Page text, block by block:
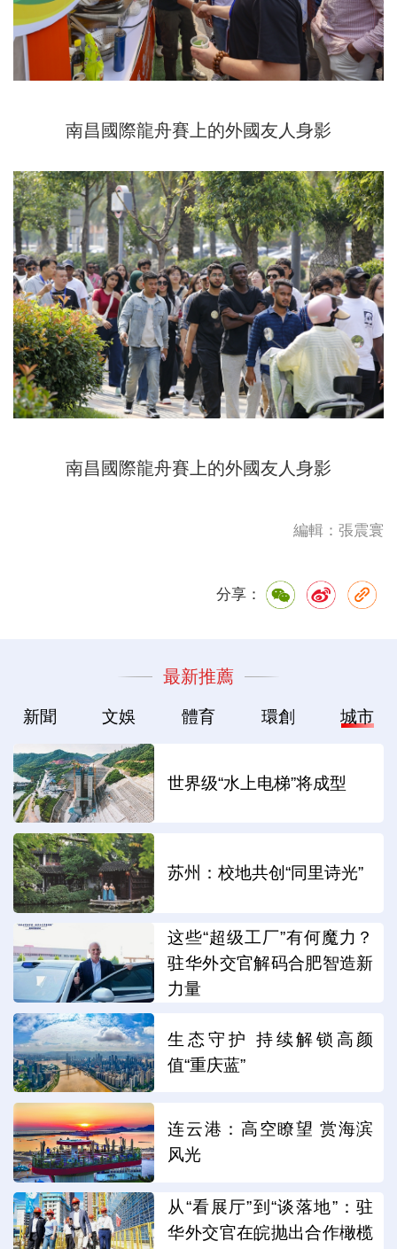
南昌國際龍舟賽上的外國友人身影
南昌國際龍舟賽上的外國友人身影
編輯：張震寰
分享：
最新推薦
新聞 文娛 體育 環創 城市
世界级“水上电梯”将成型
苏州：校地共创“同里诗光”
这些“超级工厂”有何魔力？
驻华外交官解码合肥智造新
力量
生态守护 持续解锁高颜
值“重庆蓝”
连云港：高空瞭望 赏海滨
风光
从“看展厅”到“谈落地”：驻
华外交官在皖抛出合作橄榄